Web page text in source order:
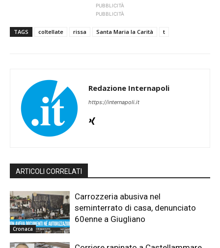
PUBBLICITÀ
PUBBLICITÀ
TAGS coltellate rissa Santa Maria la Carità t
Redazione Internapoli
https://internapoli.it
ARTICOLI CORRELATI
Cronaca
Carrozzeria abusiva nel
seminterrato di casa, denunciato
60enne a Giugliano